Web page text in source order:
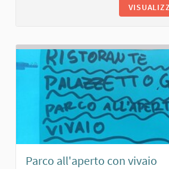
Parco all'aperto con vivaio